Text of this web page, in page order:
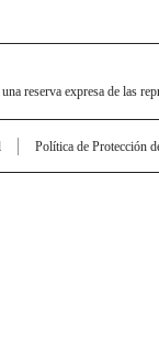
reserva expresa de las
Política de Protección